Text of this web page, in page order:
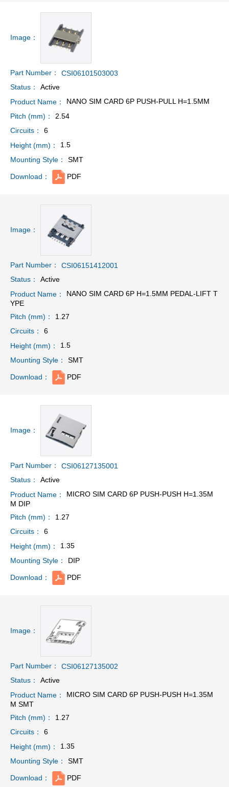
Image：
Part Number：
CSI06101503003
Status：
Active
Product Name：
NANO SIM CARD 6P PUSH-PULL H=1.5MM
Pitch (mm)：
2.54
Circuits：
6
Height (mm)：
1.5
Mounting Style：
SMT
Download： PDF
Image：
Part Number：
CSI06151412001
Status：
Active
Product Name：
NANO SIM CARD 6P H=1.5MM PEDAL-LIFT T
YPE
Pitch (mm)：
1.27
Circuits：
6
Height (mm)：
1.5
Mounting Style：
SMT
Download： PDF
Image：
Part Number：
CSI06127135001
Status：
Active
Product Name：
MICRO SIM CARD 6P PUSH-PUSH H=1.35M
M DIP
Pitch (mm)：
1.27
Circuits：
6
Height (mm)：
1.35
Mounting Style：
DIP
Download： PDF
Image：
Part Number：
CSI06127135002
Status：
Active
Product Name：
MICRO SIM CARD 6P PUSH-PUSH H=1.35M
M SMT
Pitch (mm)：
1.27
Circuits：
6
Height (mm)：
1.35
Mounting Style：
SMT
Download： PDF